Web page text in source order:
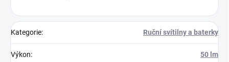
Kategorie: Ruční svítilny a baterky
Výkon: 50 lm